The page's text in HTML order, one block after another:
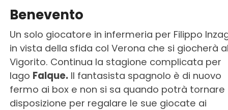
Benevento
Un solo giocatore in infermeria per Filippo
in vista della sfida col Verona che si giocherà
Vigorito. Continua la stagione complicata per
Iago Falque. Il fantasista spagnolo è di nuovo
fermo ai box e non si sa quando potrà tornare
disposizione per regalare le sue giocate ai